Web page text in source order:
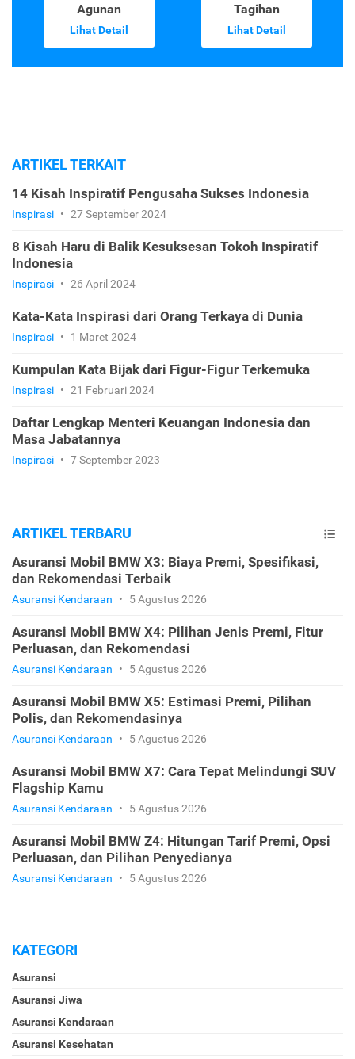
Agunan
Lihat Detail
Tagihan
Lihat Detail
ARTIKEL TERKAIT
14 Kisah Inspiratif Pengusaha Sukses Indonesia
Inspirasi • 27 September 2024
8 Kisah Haru di Balik Kesuksesan Tokoh Inspiratif
Indonesia
Inspirasi • 26 April 2024
Kata-Kata Inspirasi dari Orang Terkaya di Dunia
Inspirasi • 1 Maret 2024
Kumpulan Kata Bijak dari Figur-Figur Terkemuka
Inspirasi • 21 Februari 2024
Daftar Lengkap Menteri Keuangan Indonesia dan
Masa Jabatannya
Inspirasi • 7 September 2023
ARTIKEL TERBARU
Asuransi Mobil BMW X3: Biaya Premi, Spesifikasi,
dan Rekomendasi Terbaik
Asuransi Kendaraan • 5 Agustus 2026
Asuransi Mobil BMW X4: Pilihan Jenis Premi, Fitur
Perluasan, dan Rekomendasi
Asuransi Kendaraan • 5 Agustus 2026
Asuransi Mobil BMW X5: Estimasi Premi, Pilihan
Polis, dan Rekomendasinya
Asuransi Kendaraan • 5 Agustus 2026
Asuransi Mobil BMW X7: Cara Tepat Melindungi SUV
Flagship Kamu
Asuransi Kendaraan • 5 Agustus 2026
Asuransi Mobil BMW Z4: Hitungan Tarif Premi, Opsi
Perluasan, dan Pilihan Penyedianya
Asuransi Kendaraan • 5 Agustus 2026
KATEGORI
Asuransi
Asuransi Jiwa
Asuransi Kendaraan
Asuransi Kesehatan